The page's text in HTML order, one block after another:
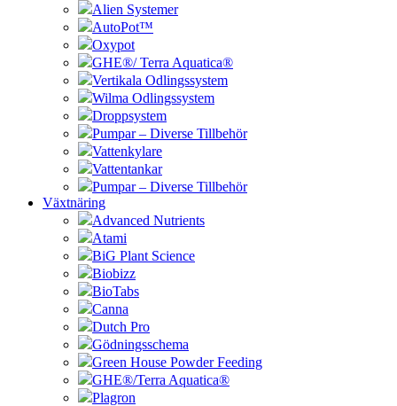
Alien Systemer
AutoPot™
Oxypot
GHE®/ Terra Aquatica®
Vertikala Odlingssystem
Wilma Odlingssystem
Droppsystem
Pumpar – Diverse Tillbehör
Vattenkylare
Vattentankar
Pumpar – Diverse Tillbehör
Växtnäring
Advanced Nutrients
Atami
BiG Plant Science
Biobizz
BioTabs
Canna
Dutch Pro
Gödningsschema
Green House Powder Feeding
GHE®/Terra Aquatica®
Plagron